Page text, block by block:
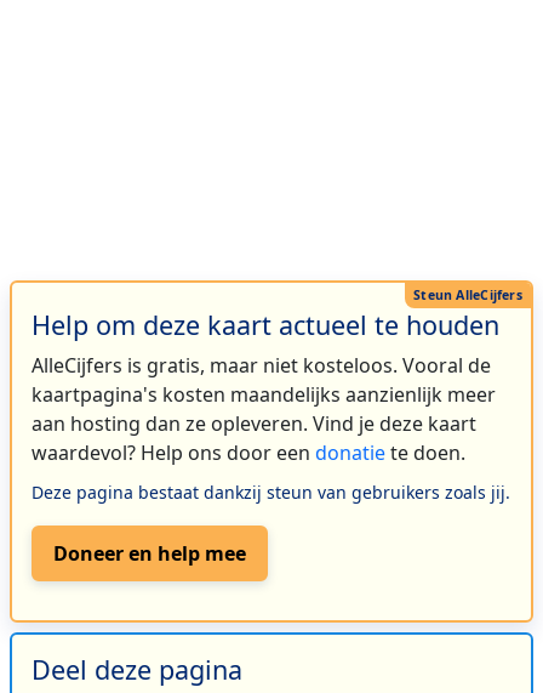
Help om deze kaart actueel te houden
AlleCijfers is gratis, maar niet kosteloos. Vooral de
kaartpagina's kosten maandelijks aanzienlijk meer
aan hosting dan ze opleveren. Vind je deze kaart
waardevol? Help ons door een donatiete doen.
Deze pagina bestaat dankzij steun van gebruikers zoals jij.
Doneer en help mee
Deel deze pagina